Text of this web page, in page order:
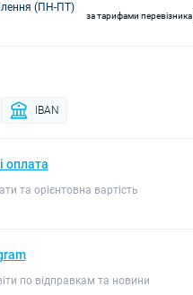
(ПН-ПТ)
за тарифами перевізника
IBAN
оплата
та орієнтовна вартість
по відправкам та новини